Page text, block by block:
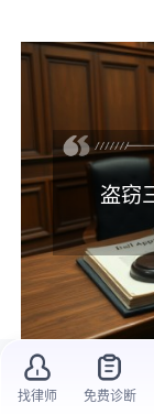
盗窃
一、盗窃
找律师 免费诊断